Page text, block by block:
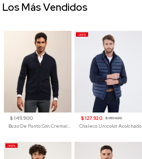
$ 149.900
Buzo De Punto Con Cremallera Para Hombre
-20%
$ 127.920 $ 159.900
Chaleco Unicolor Acolchado
-50%
Los Más Vendidos